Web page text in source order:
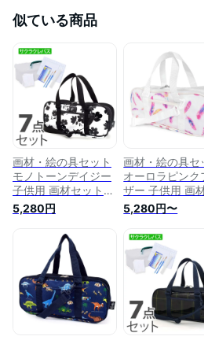
似ている商品
画材・絵の具セット
モノトーンデイジー
子供用 画材セット
子供 小学生 サクラ
クレパス 水彩セット
画材セット 絵具セッ
ト 小学校 小学生 か
わいい コンパクト
男の子 女の子 バッ
グ 絵の具バッグ お
しゃれ 安い シンプ
ル 小学校
5,280円
画材・絵の具セ
オーロラピンク
ザー 子供用 画
ット 子供 小学生
クラクレパス 水
ット 画材セット
具セット 小学校
学生 かわいい コ
パクト 男の子 女
子 バッグ 絵の
ッグ おしゃれ
シンプル 小学校
5,280円〜